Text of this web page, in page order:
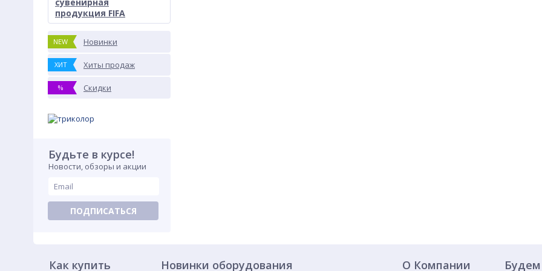
продукция FIFA
NEW Новинки
ХИТ Хиты продаж
% Скидки
Будьте в курсе!
Новости, обзоры и акции
ПОДПИСАТЬСЯ
Как купить Новинки оборудования О Компании